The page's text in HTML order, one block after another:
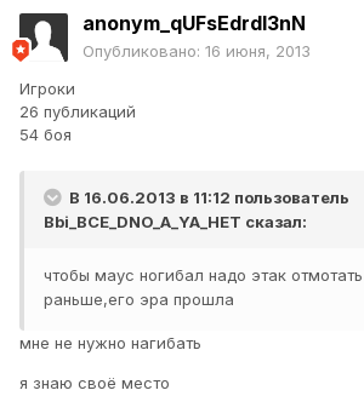
anonym_qUFsEdrdI3nN
Опубликовано: 16 июня, 2013
Игроки
26 публикаций
54 боя
В 16.06.2013 в 11:12 пользователь
Bbi_BCE_DNO_A_YA_HET сказал:
чтобы маус ногибал надо этак
раньше,его эра прошла
мне не нужно нагибать
я знаю своё место